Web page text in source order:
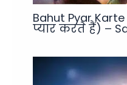
Bahut Pyar
प्यार करते हैं) –